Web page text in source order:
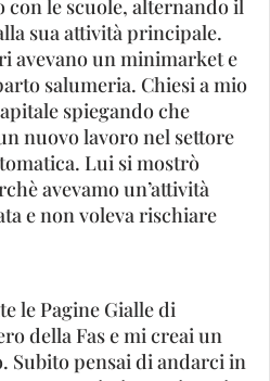
con le scuole, alternando il
sua attività principale.
avevano un minimarket e
salumeria. Chiesi a mio
spiegando che
nuovo lavoro nel settore
Lui si mostrò
avevamo un’attività
e non voleva rischiare
le Pagine Gialle di
della Fas e mi creai un
Subito pensai di andarci in